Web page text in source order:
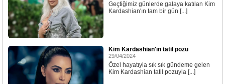
Geçtiğimiz günlerde galaya katılan Kim
Kardashian'ın tam bir gün [...]
Kim Kardashian'ın tatil pozu
29/04/2024
Özel hayatıyla sık sık gündeme gelen
Kim Kardashian tatil pozuyla [...]